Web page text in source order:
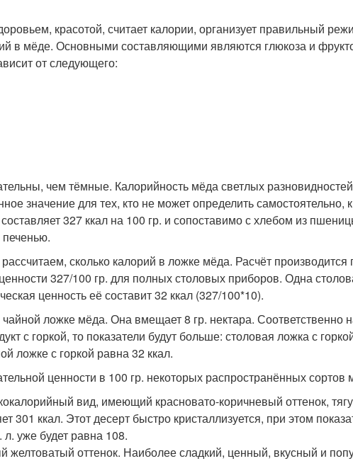
красотой, считает калории, организует правильный
в мёде. Основными составляющими являются глюкоза и
от следующего:
чем тёмные. Калорийность мёда светлых
значение для тех, кто не может определить самостоятельно,
327 ккал на 100 гр. и сопоставимо с хлебом из
сколько калорий в ложке мёда. Расчёт
327/100 гр. для полных столовых приборов. Одна
ценность её составит 32 ккал (327/100*10).
ложке мёда. Она вмещает 8 гр. нектара. Соответственно
с горкой, то показатели будут больше: столовая ложка с
ложке с горкой равна 32 ккал.
ценности в 100 гр. некоторых распространённых сортов
вид, имеющий красновато-коричневый оттенок,
301 ккал. Этот десерт быстро кристаллизуется, при этом
л. уже будет равна 108.
желтоватый оттенок. Наиболее сладкий, ценный, вкусный и